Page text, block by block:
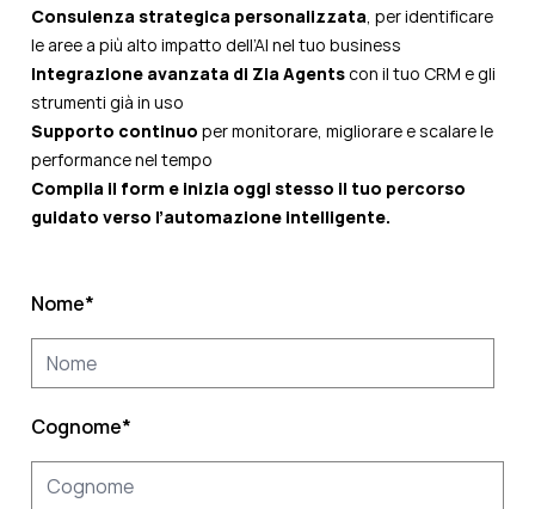
Consulenza strategica personalizzata , per identificare
le aree a più alto impatto dell’AI nel tuo business
Integrazione avanzata di Zia Agents con il tuo CRM e gli
strumenti già in uso
Supporto continuo per monitorare, migliorare e scalare le
performance nel tempo
Compila il form e inizia oggi stesso il tuo percorso
guidato verso l’automazione intelligente.
Nome*
Cognome*